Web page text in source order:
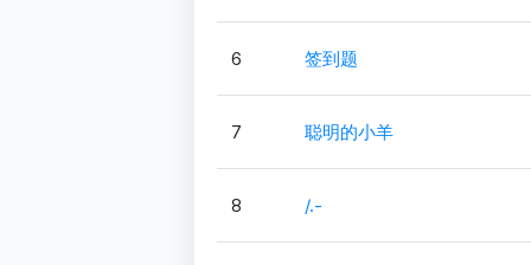
6 签到题
7 聪明的小羊
8 /.-